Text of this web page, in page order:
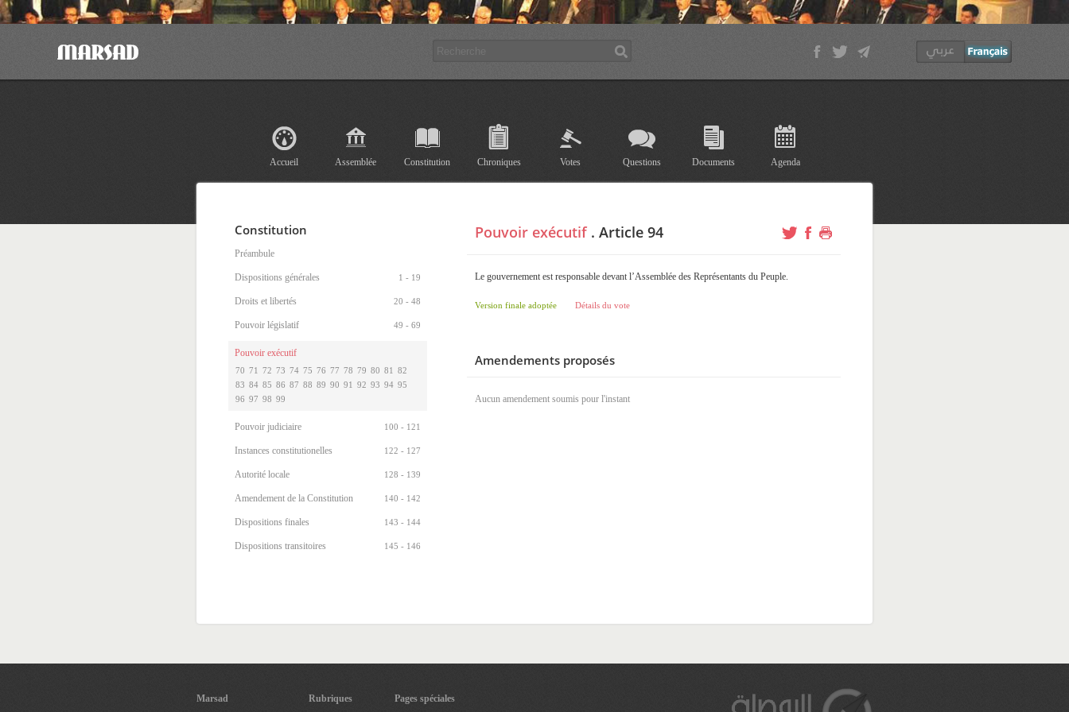
Accueil Assemblée Constitution Chroniques Votes Questions Documents Agenda
Constitution
Préambule
1 - 19
Dispositions générales
20 - 48
Droits et libertés
49 - 69
Pouvoir législatif
Pouvoir exécutif
70 71 72 73 74 75 76 77 78 79 80 81 82
83 84 85 86 87 88 89 90 91 92 93 94 95
96 97 98 99
100 - 121
Pouvoir judiciaire
122 - 127
Instances constitutionelles
128 - 139
Autorité locale
140 - 142
Amendement de la Constitution
143 - 144
Dispositions finales
145 - 146
Dispositions transitoires
Pouvoir exécutif . Article 94
Le gouvernement est responsable devant l’Assemblée des Représentants du Peuple.
Version finale adoptée Détails du vote
Amendements proposés
Aucun amendement soumis pour l'instant
Marsad Rubriques Pages spéciales